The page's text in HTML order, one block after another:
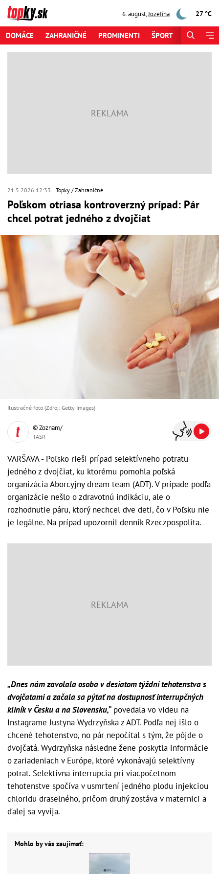
6. august,Jozefína 27 °C
DOMÁCE ZAHRANIČNÉ PROMINENTI ŠPORT
21.5.2026 12:33 Topky Zahraničné
Poľskom otriasa kontroverzný prípad: Pár
chcel potrat jedného z dvojčiat
Ilustračné foto (Zdroj: Getty Images)
© Zoznam/
TASR
VARŠAVA - Poľsko rieši prípad selektívneho potratu
jedného z dvojčiat, ku ktorému pomohla poľská
organizácia Aborcyjny dream team (ADT). V prípade podľa
organizácie nešlo o zdravotnú indikáciu, ale o
rozhodnutie páru, ktorý nechcel dve deti, čo v Poľsku nie
je legálne. Na prípad upozornil denník Rzeczpospolita.
„Dnes nám zavolala osoba v desiatom týždni tehotenstva s
dvojčatami a začala sa pýtať na dostupnosť interrupčných
kliník v Česku a na Slovensku,“povedala vo videu na
Instagrame Justyna Wydrzyňska z ADT. Podľa nej išlo o
chcené tehotenstvo, no pár nepočítal s tým, že pôjde o
dvojčatá. Wydrzyňska následne žene poskytla informácie
o zariadeniach v Európe, ktoré vykonávajú selektívny
potrat. Selektívna interrupcia pri viacpočetnom
tehotenstve spočíva v usmrtení jedného plodu injekciou
chloridu draselného, pričom druhý zostáva v maternici a
ďalej sa vyvíja.
Mohlo by vás zaujímať: